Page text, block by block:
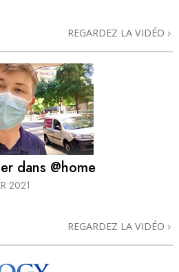
REGARDEZ LA VIDÉO
dans @home
2021
REGARDEZ LA VIDÉO